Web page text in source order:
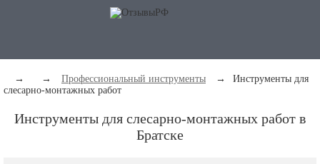
→ → Профессиональный инструменты →
Инструменты для
слесарно-монтажных работ
Инструменты для слесарно-монтажных работ в
Братске